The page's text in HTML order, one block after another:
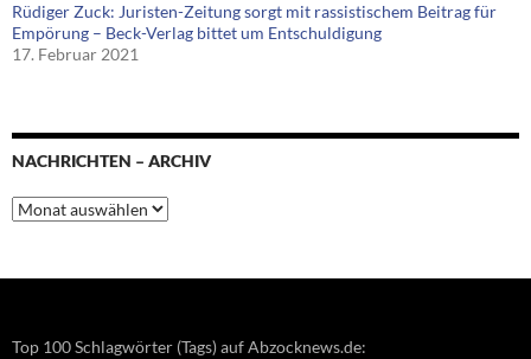
Rüdiger Zuck: Juristen-Zeitung sorgt mit rassistischem Beitrag für
Empörung – Beck-Verlag bittet um Entschuldigung
17. Februar 2021
NACHRICHTEN – ARCHIV
Nachrichten
–
Top 100 Schlagwörter (Tags) auf Abzocknews.de: